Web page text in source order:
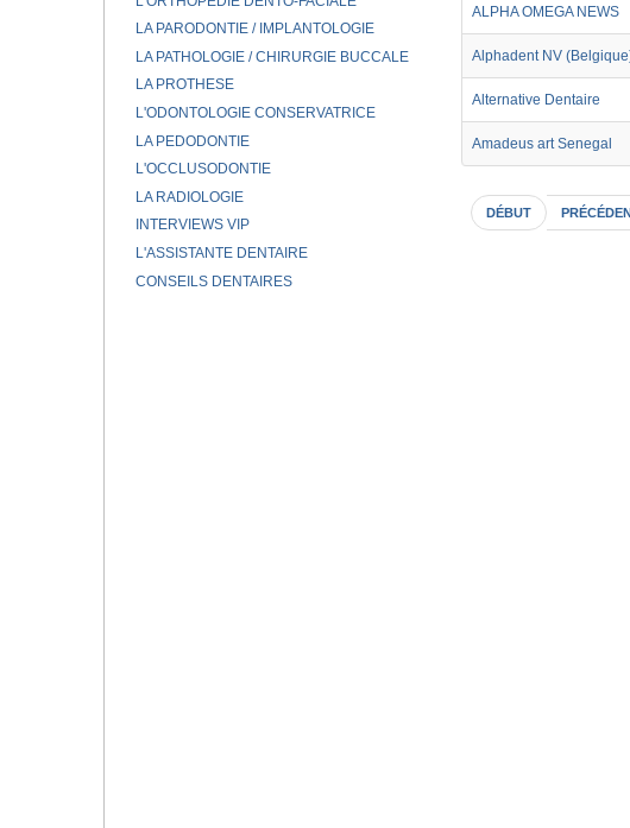
ALPHA OMEGA NEWS
Alphadent NV
Alternative Dentaire
Amadeus art Senegal
DÉBUT
LA PARODONTIE / IMPLANTOLOGIE
LA PATHOLOGIE / CHIRURGIE BUCCALE
LA PROTHESE
L'ODONTOLOGIE CONSERVATRICE
LA PEDODONTIE
L'OCCLUSODONTIE
LA RADIOLOGIE
INTERVIEWS VIP
L'ASSISTANTE DENTAIRE
CONSEILS DENTAIRES